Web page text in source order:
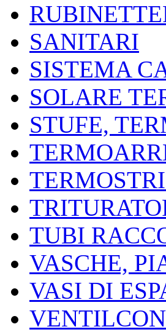
SANITARI
SISTEMA
SOLARE
STUFE,
TUBI
VASCHE,
VASI DI